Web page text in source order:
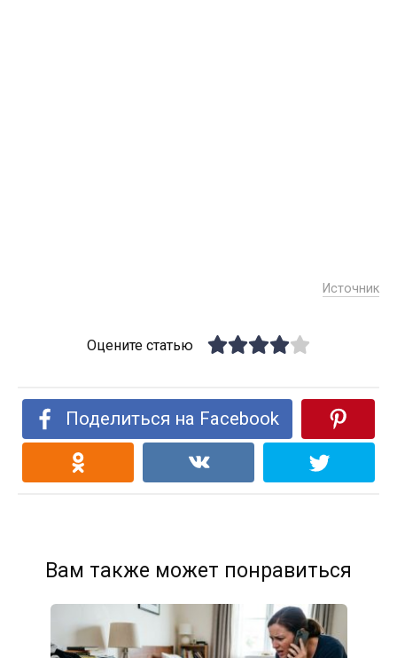
Источник
Оцените статью
Поделиться на Facebook
Вам также может понравиться